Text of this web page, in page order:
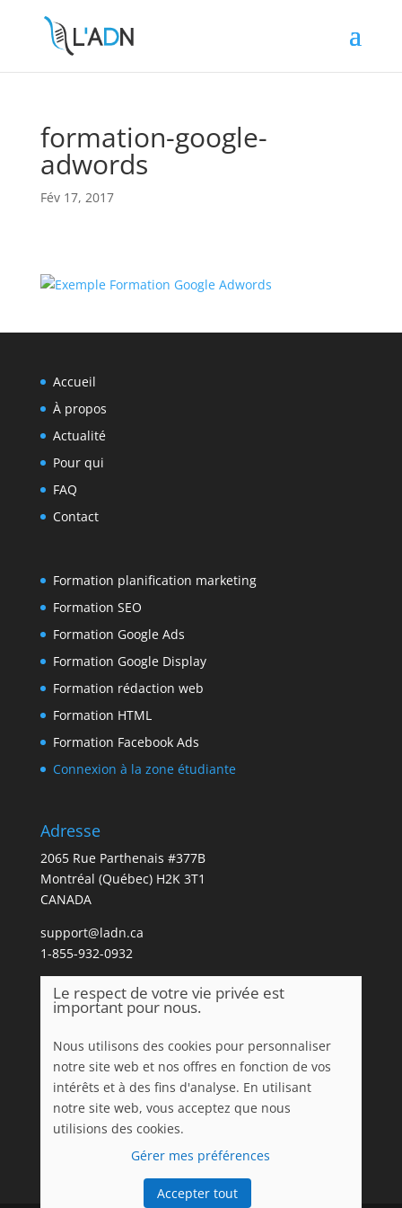
formation-google-
adwords
Fév 17, 2017
Accueil
À propos
Actualité
Pour qui
FAQ
Contact
Formation planification marketing
Formation SEO
Formation Google Ads
Formation Google Display
Formation rédaction web
Formation HTML
Formation Facebook Ads
Connexion à la zone étudiante
Adresse
2065 Rue Parthenais #377B
Montréal (Québec) H2K 3T1
CANADA
support@ladn.ca
1-855-932-0932
Le respect de votre vie privée est
important pour nous.
Nous utilisons des cookies pour personnaliser
notre site web et nos offres en fonction de vos
intérêts et à des fins d'analyse. En utilisant
notre site web, vous acceptez que nous
utilisions des cookies.
Gérer mes préférences
Accepter tout